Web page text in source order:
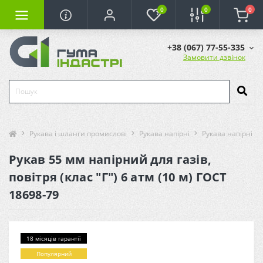
0 0 0
+38 (067) 77-55-335
Замовити дзвінок
Рукава і шланги промислові Рукава напірні Рукава напірні
Рукав 55 мм напірний для газів,
повітря (клас "Г") 6 атм (10 м) ГОСТ
18698-79
18 місяців гарантії
Популярний